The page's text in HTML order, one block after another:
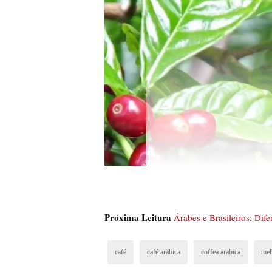
Próxima Leitura Árabes e Brasileiros:
café café arábica coffea arabica